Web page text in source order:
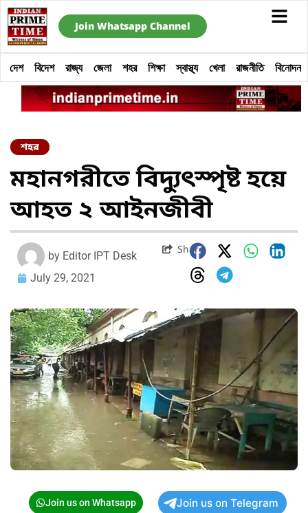
Join Whatsapp Channel
দেশ বিদেশ রাজ্য জেলা শহর শিক্ষা স্বাস্থ্য খেলা রাজনীতি বিনোদন
শহর
মহানগরীতে বিদ্যুত্‍স্পৃষ্ট হয়ে
আহত ২ আইনজীবী
by Editor IPT Desk
July 29, 2021
Share
Join us on Whatsapp Join us on Telegram